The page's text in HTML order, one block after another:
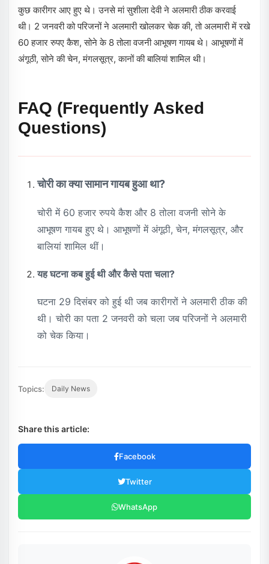
कुछ कारीगर आए हुए थे। उनसे मां सुशीला देवी ने अलमारी ठीक करवाई
थी। 2 जनवरी को परिजनों ने अलमारी खोलकर चेक की, तो अलमारी में रखे
60 हजार रुपए कैश, सोने के 8 तोला वजनी आभूषण गायब थे। आभूषणों में
अंगूठी, सोने की चेन, मंगलसूत्र, कानों की बालियां शामिल थी।
FAQ (Frequently Asked
Questions)
चोरी का क्या सामान गायब हुआ था?
चोरी में 60 हजार रुपये कैश और 8 तोला वजनी सोने के
आभूषण गायब हुए थे। आभूषणों में अंगूठी, चेन, मंगलसूत्र, और
बालियां शामिल थीं।
यह घटना कब हुई थी और कैसे पता चला?
घटना 29 दिसंबर को हुई थी जब कारीगरों ने अलमारी ठीक की
थी। चोरी का पता 2 जनवरी को चला जब परिजनों ने अलमारी
को चेक किया।
Topics: Daily News
Share this article:
Facebook
Twitter
WhatsApp